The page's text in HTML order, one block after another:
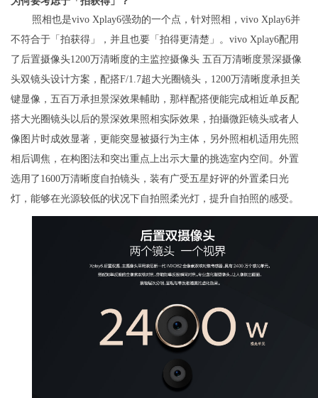
照相也是vivo Xplay6强劲的一个点，针对照相，vivo Xplay6并
不符合于「拍获得」，并且也要「拍得更清楚」。vivo Xplay6配用
了后置摄像头1200万清晰度的主监控摄像头 五百万清晰度景深摄像
头双镜头设计方案，配搭F/1.7超大光圈镜头，1200万清晰度承担关
键显像，五百万承担景深效果輔助，那样配搭便能完成相近单反配
搭大光圈镜头以后的景深效果照相实际效果，拍攝微距镜头或者人
像图片时成效显著，更能突显被摄行为主体，另外照相机适用先照
相后调焦，在构图法和突出重点上出示大量的挑选室内空间。外置
选用了1600万清晰度自拍镜头，装有广受五星好评的外置柔日光
灯，能够在光源较低的状况下自拍照柔光灯，提升自拍照的感受。